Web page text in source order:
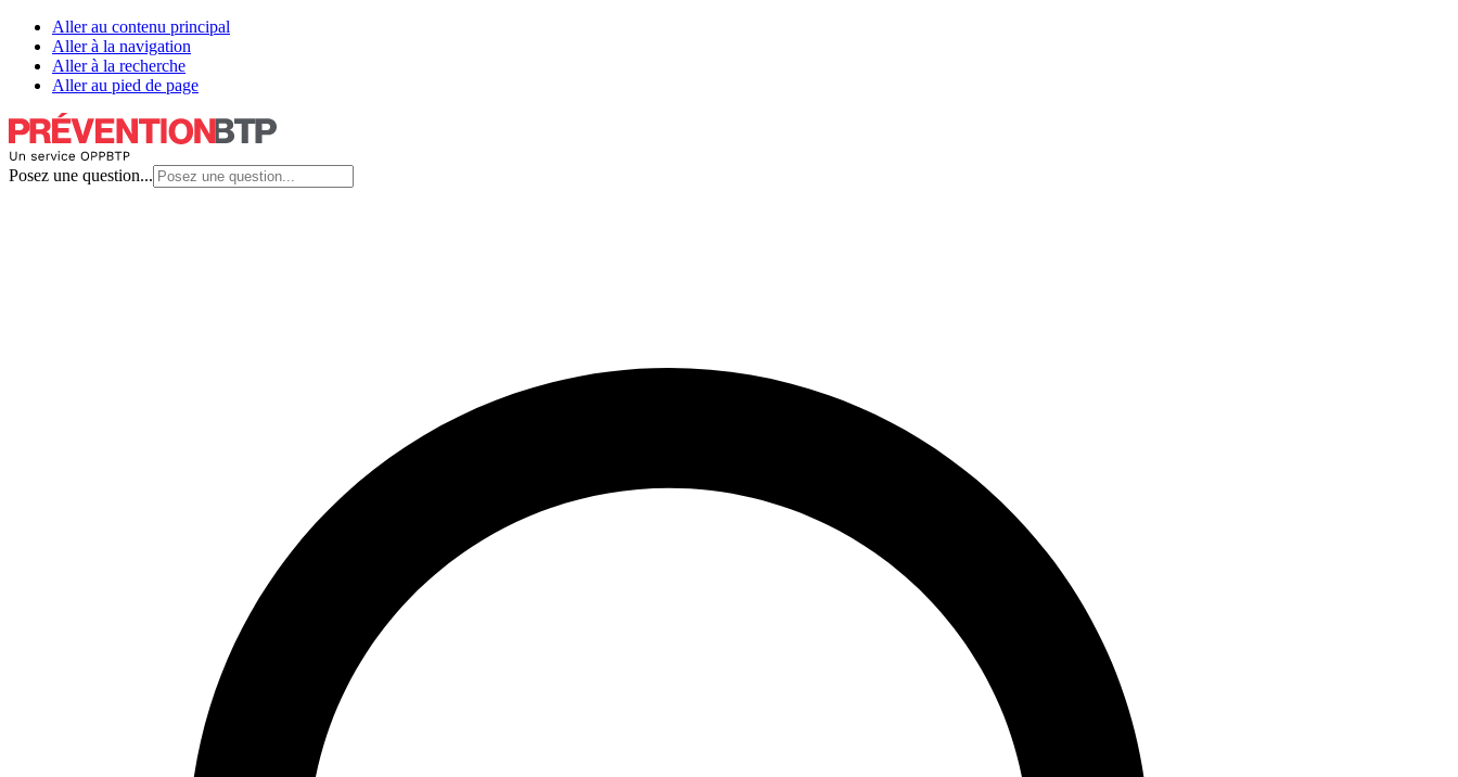
Aller au contenu principal
Aller à la navigation
Aller à la recherche
Aller au pied de page
Posez une question...